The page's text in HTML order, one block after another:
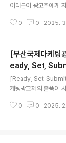
여러분이 광고주에게
고모델을 알려주세요
표는 반영되지 않습
일(화) ~ 4월 30일(수)
자 400명(추첨) : 스타
🗳️ 투표 부문 🗳️ 🔹우수
고 싶은 남자/여자 광
광고주에게 추천하고
0 0 2025.
[부산국제마케
eady, Set,
[Ready, Set,
케팅광고제의 출품이
확장을 통해더욱 다양
0 0 2025.